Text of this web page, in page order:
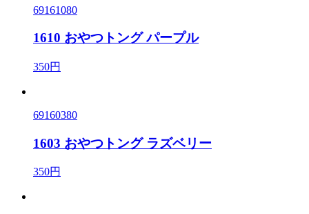
69161080
1610 おやつトング パープル
350円
69160380
1603 おやつトング ラズベリー
350円